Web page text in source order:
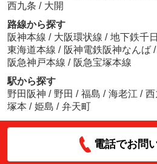
西九条 / 大開
路線から探す
阪神本線 / 大阪環状線 / 地下鉄千
東海道本線 / 阪神電鉄阪神なんば /
阪急神戸本線 / 阪急宝塚本線
駅から探す
野田阪神 / 野田 / 福島 / 海老江 / 西
塚本 / 姫島 / 弁天町
電話でお問